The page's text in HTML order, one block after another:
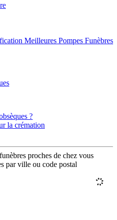
Meilleures Pompes Funèbres
?
la crémation
proches de chez vous
par ville ou code postal